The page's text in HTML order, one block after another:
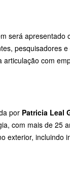
será
pesquisadores
articulação com
por Patricia Leal
com mais de 25
exterior, incluindo